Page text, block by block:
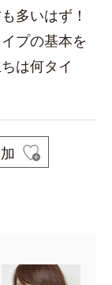
多いはず！
プの基本を
は何タイ